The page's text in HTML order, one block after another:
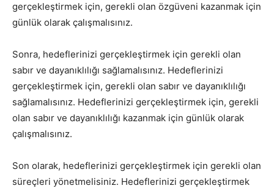
gerçekleştirmek için, gerekli olan özgüveni kazanmak için
günlük olarak çalışmalısınız.
Sonra, hedeflerinizi gerçekleştirmek için gerekli olan
sabır ve dayanıklılığı sağlamalısınız. Hedeflerinizi
gerçekleştirmek için, gerekli olan sabır ve dayanıklılığı
sağlamalısınız. Hedeflerinizi gerçekleştirmek için, gerekli
olan sabır ve dayanıklılığı kazanmak için günlük olarak
çalışmalısınız.
Son olarak, hedeflerinizi gerçekleştirmek için gerekli olan
süreçleri yönetmelisiniz. Hedeflerinizi gerçekleştirmek